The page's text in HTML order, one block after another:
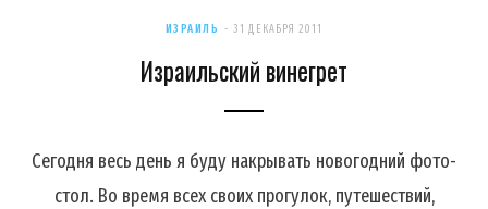
ИЗРАИЛЬ 31 ДЕКАБРЯ 2011
Израильский винегрет
Сегодня весь день я буду накрывать новогодний фото-
стол. Во время всех своих прогулок, путешествий,